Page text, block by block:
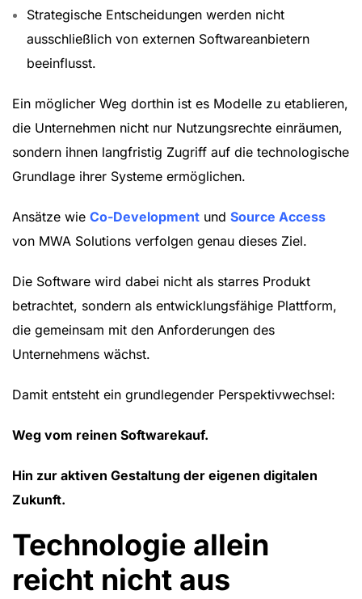
Strategische Entscheidungen werden nicht
ausschließlich von externen Softwareanbietern
beeinflusst.
Ein möglicher Weg dorthin ist es Modelle zu etablieren,
die Unternehmen nicht nur Nutzungsrechte einräumen,
sondern ihnen langfristig Zugriff auf die technologische
Grundlage ihrer Systeme ermöglichen.
Ansätze wie Co-Development und Source Access
von MWA Solutions verfolgen genau dieses Ziel.
Die Software wird dabei nicht als starres Produkt
betrachtet, sondern als entwicklungsfähige Plattform,
die gemeinsam mit den Anforderungen des
Unternehmens wächst.
Damit entsteht ein grundlegender Perspektivwechsel:
Weg vom reinen Softwarekauf.
Hin zur aktiven Gestaltung der eigenen digitalen
Zukunft.
Technologie allein
reicht nicht aus